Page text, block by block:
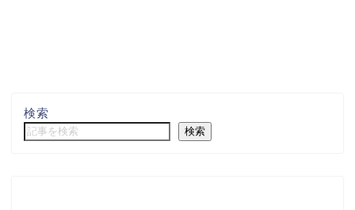
検索
検索